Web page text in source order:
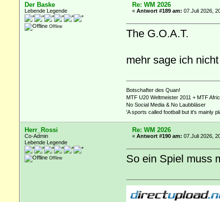
Der Baske
Lebende Legende
Offline
Re: WM 2026
«Antwort #189 am: 07.Juli 2026,
The G.O.A.T.
mehr sage ich nicht
Botschafter des Quan!
MTF U20 Weltmeister 2011 + MTF
No Social Media & No Laubbläser
'A sports called football but it's mainly
Herr_Rossi
Co-Admin
Lebende Legende
Offline
Re: WM 2026
«Antwort #190 am: 07.Juli 2026,
So ein Spiel muss